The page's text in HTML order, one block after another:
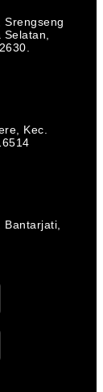
Srengseng
Selatan,
Kec.
Bantarjati,